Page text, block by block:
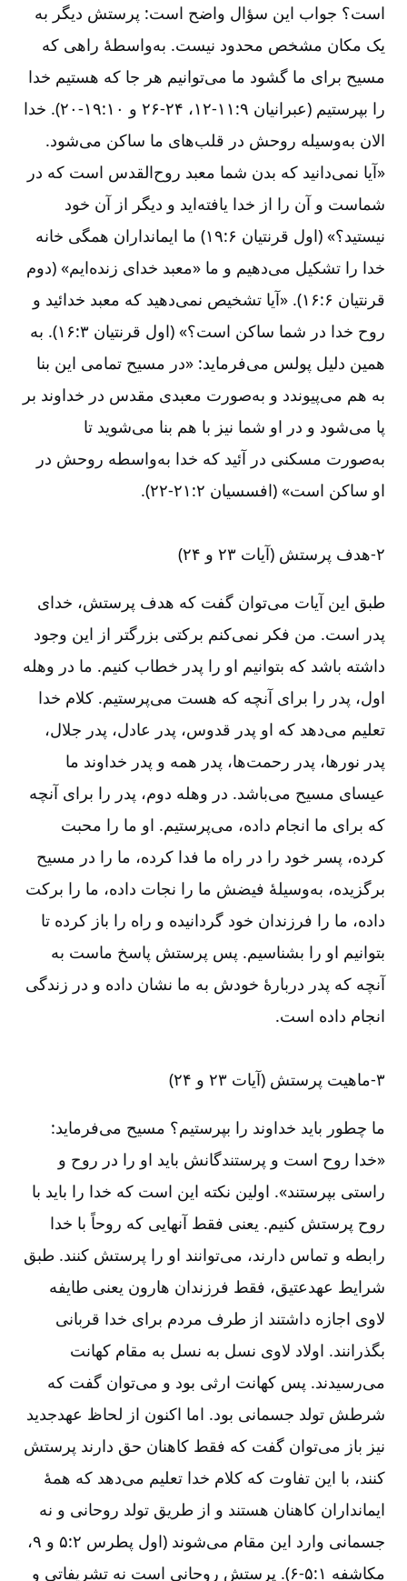
است؟ جواب این سؤال واضح است: پرستش دیگر به
یک مکان مشخص محدود نیست. به‌‌واسطۀ راهی که
مسیح برای ما گشود ما می‌‌توانیم هر جا که هستیم خدا
را بپرستیم (عبرانیان ۹‏:‏۱۱‏-‏‏‏‏۱۲، ۲۴‏-‏‏‏‏۲۶ و ۱۰‏:‏۱۹‏-‏‏‏‏۲۰). خدا
الان به‌‌وسیله روحش در قلب‌‌های ما ساکن می‌‌شود.
«آیا نمی‌‌دانید که بدن شما معبد روح‌‌القدس است که در
شماست و آن را از خدا یافته‌‌اید و دیگر از آن خود
نیستید؟» (اول قرنتیان ۶‏:‏۱۹) ما ایمانداران همگی خانه
خدا را تشکیل می‌‌دهیم و ما «معبد خدای زنده‌‌ایم» (دوم
قرنتیان ۶‏:‏۱۶). «آیا تشخیص نمی‌‌دهید که معبد خدائید و
روح خدا در شما ساکن است؟» (اول قرنتیان ۳‏:‏۱۶). به
همین دلیل پولس می‌‌فرماید: «در مسیح تمامی این بنا
به هم می‌‌پیوندد و به‌‌صورت معبدی مقدس در خداوند بر
پا می‌‌شود و در او شما نیز با هم بنا می‌‌شوید تا
به‌‌صورت مسکنی در آئید که خدا به‌‌واسطه روحش در
او ساکن است» (افسسیان ۲‏:‏۲۱‏-‏‏‏‏۲۲).
۲-‏‏‏هدف پرستش (آیات ۲۳ و ۲۴)
طبق این آیات می‌‌توان گفت که هدف پرستش، خدای
پدر است. من فکر نمی‌‌کنم برکتی بزرگتر از این وجود
داشته باشد که بتوانیم او را پدر خطاب کنیم. ما در وهله
اول، پدر را برای آنچه که هست می‌‌پرستیم. کلام خدا
تعلیم می‌‌دهد که او پدر قدوس، پدر عادل، پدر جلال،
پدر نورها، پدر رحمت‌‌ها، پدر همه و پدر خداوند ما
عیسای مسیح می‌‌باشد. در وهله دوم، پدر را برای آنچه
که برای ما انجام داده، می‌‌پرستیم. او ما را محبت
کرده، پسر خود را در راه ما فدا کرده، ما را در مسیح
برگزیده، به‌‌وسیلۀ فیضش ما را نجات داده، ما را برکت
داده، ما را فرزندان خود گردانیده و راه را باز کرده تا
بتوانیم او را بشناسیم. پس پرستش پاسخ ماست به
آنچه که پدر دربارۀ خودش به ما نشان داده و در زندگی
انجام داده است.
۳-‏‏‏ماهیت پرستش (آیات ۲۳ و ۲۴)
ما چطور باید خداوند را بپرستیم؟ مسیح می‌‌فرماید:
«خدا روح است و پرستندگانش باید او را در روح و
راستی بپرستند». اولین نکته این است که خدا را باید با
روح پرستش کنیم. یعنی فقط آنهایی که روحاً با خدا
رابطه و تماس دارند، می‌‌توانند او را پرستش کنند. طبق
شرایط عهدعتیق، فقط فرزندان هارون یعنی طایفه
لاوی اجازه داشتند از طرف مردم برای خدا قربانی
بگذرانند. اولاد لاوی نسل به نسل به مقام کهانت
می‌‌رسیدند. پس کهانت ارثی بود و می‌‌توان گفت که
شرطش تولد جسمانی بود. اما اکنون از لحاظ عهدجدید
نیز باز می‌‌توان گفت که فقط کاهنان حق دارند پرستش
کنند، با این تفاوت که کلام خدا تعلیم می‌‌دهد که همۀ
ایمانداران کاهنان هستند و از طریق تولد روحانی و نه
جسمانی وارد این مقام می‌‌شوند (اول پطرس ۲‏:‏‏۵ و ۹،
مکاشفه ۱‏:‏۵‏-‏‏‏‏۶). پرستش روحانی است نه تشریفاتی و